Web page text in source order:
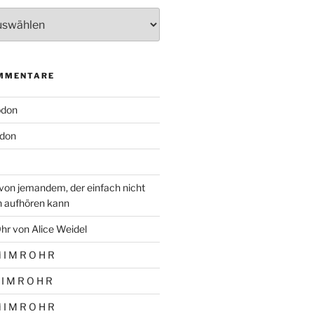
jemandem, der einfach nicht
aufhören kann
von Alice Weidel
I M R O H R
M R O H R
I M R O H R